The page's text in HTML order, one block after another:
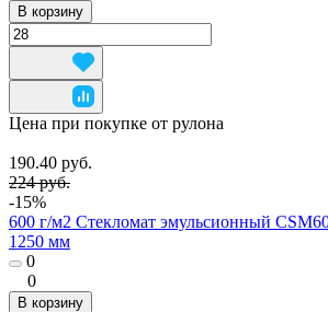
В корзину
Цена при покупке от рулона
190.40 руб.
224 руб.
-15%
600 г/м2 Стекломат эмульсионный
1250 мм
0
0
В корзину